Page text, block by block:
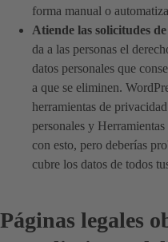
forma manual o
Atiende las solicitudes
da a las personas el
datos personales que
a que se eliminen.
herramientas de
personales y
con esto, pero deberías
cubre los datos de todos
Páginas legales